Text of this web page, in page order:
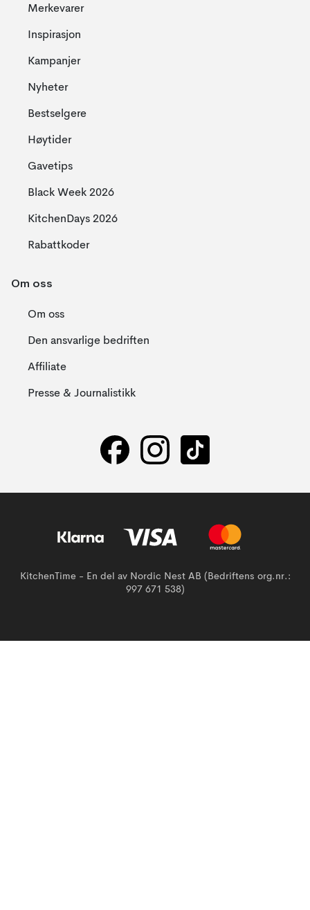
Merkevarer
Inspirasjon
Kampanjer
Nyheter
Bestselgere
Høytider
Gavetips
Black Week 2026
KitchenDays 2026
Rabattkoder
Om oss
Om oss
Den ansvarlige bedriften
Affiliate
Presse & Journalistikk
KitchenTime - En del av Nordic Nest AB (Bedriftens org.nr.:
997 671 538)